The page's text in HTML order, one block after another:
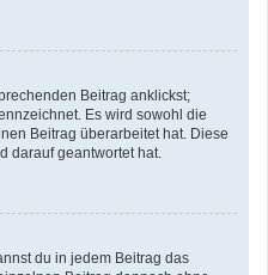
Beitrag anklickst;
Es wird sowohl die
Beitrag überarbeitet hat. Diese
darauf geantwortet hat.
du in jedem Beitrag das